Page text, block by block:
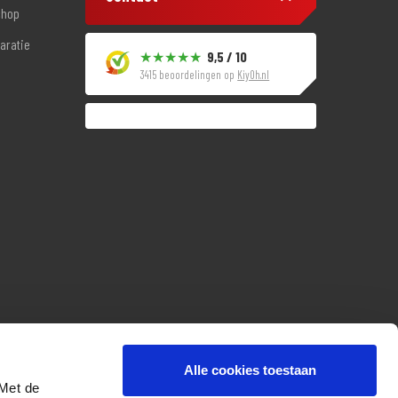
de
Alle cookies toestaan
9,5 / 10
3415 beoordelingen op KiyOh.nl